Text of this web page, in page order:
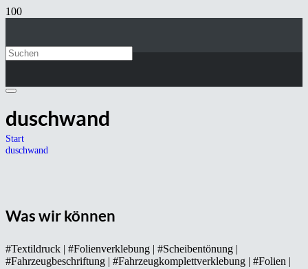
duschwand
Start
duschwand
Was wir können
#Textildruck | #Folienverklebung | #Scheibentönung |
#Fahrzeugbeschriftung | #Fahrzeugkomplettverklebung | #Folien |